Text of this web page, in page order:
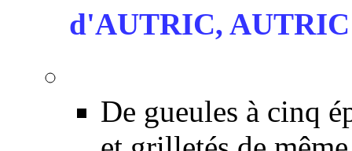
d'AUTRIC,
De gueules à cinq